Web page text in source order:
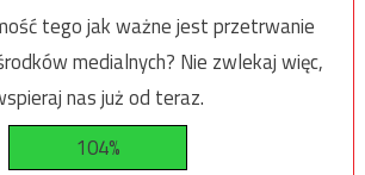
tego jak ważne jest przetrwanie
medialnych? Nie zwlekaj więc,
nas już od teraz.
104%